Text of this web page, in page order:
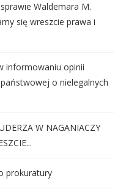
Waldemara M.
się wreszcie prawa i
informowaniu opinii
o nielegalnych
W NAGANIACZY
prokuratury